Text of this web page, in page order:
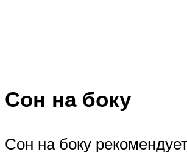
Сон на боку
Сон на боку